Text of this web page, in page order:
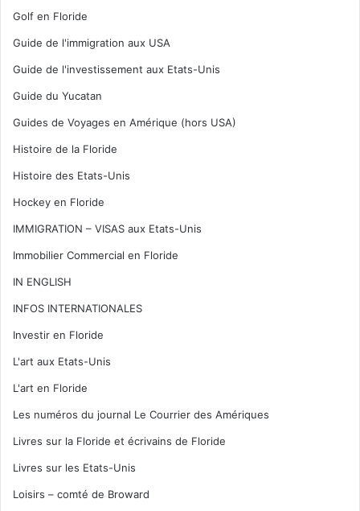
Golf en Floride
Guide de l'immigration aux USA
Guide de l'investissement aux Etats-Unis
Guide du Yucatan
Guides de Voyages en Amérique (hors USA)
Histoire de la Floride
Histoire des Etats-Unis
Hockey en Floride
IMMIGRATION – VISAS aux Etats-Unis
Immobilier Commercial en Floride
IN ENGLISH
INFOS INTERNATIONALES
Investir en Floride
L'art aux Etats-Unis
L'art en Floride
Les numéros du journal Le Courrier des Amériques
Livres sur la Floride et écrivains de Floride
Livres sur les Etats-Unis
Loisirs – comté de Broward